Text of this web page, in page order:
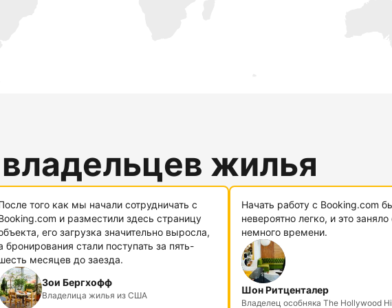
жилья
того как мы начали сотрудничать с
и разместили здесь страницу
его загрузка значительно выросла,
бронирования стали поступать за пять-
месяцев до заезда.
Зои Бергхофф
Владелица жилья из США
Начать работу с Booking.com
невероятно легко, и это
немного времени.
Шон Ритценталер
Владелец особняка The Hollywood